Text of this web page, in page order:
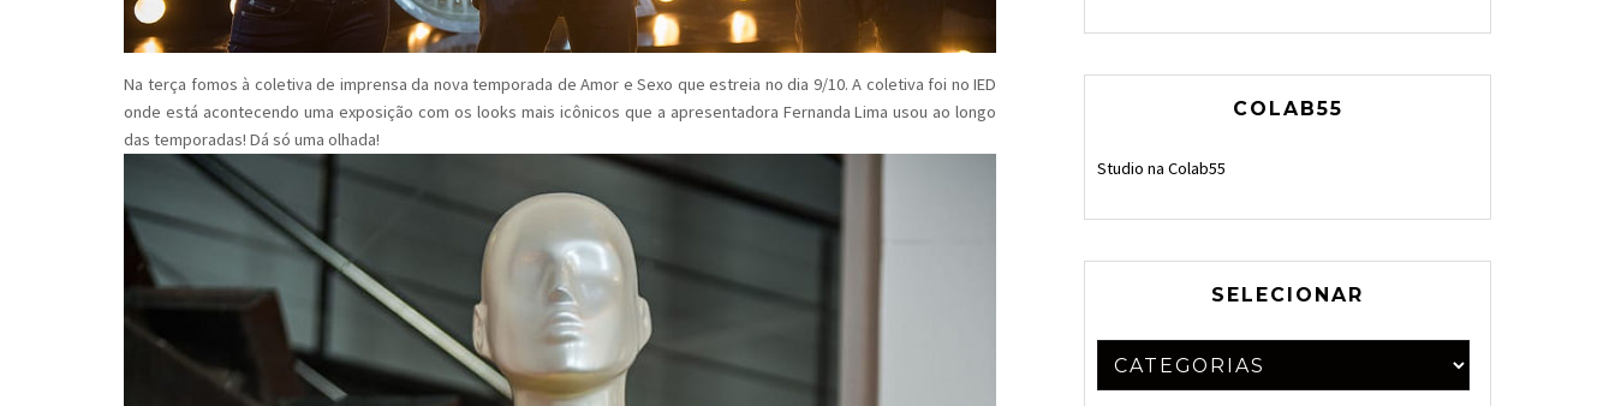
Na terça fomos à coletiva de imprensa da nova temporada de Amor e Sexo que estreia no dia 9/10. A coletiva foi no IED
onde está acontecendo uma exposição com os looks mais icônicos que a apresentadora Fernanda Lima usou ao longo
das temporadas! Dá só uma olhada!
COLAB55
Studio na Colab55
SELECIONAR